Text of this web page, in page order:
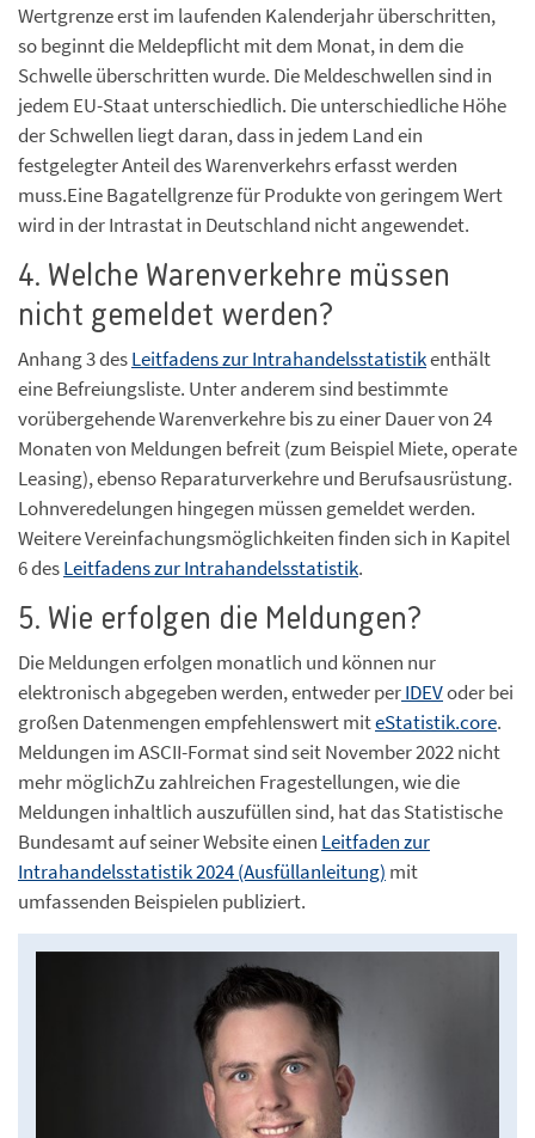
Wertgrenze erst im laufenden Kalenderjahr überschritten,
so beginnt die Meldepflicht mit dem Monat, in dem die
Schwelle überschritten wurde. Die Meldeschwellen sind in
jedem EU-Staat unterschiedlich. Die unterschiedliche Höhe
der Schwellen liegt daran, dass in jedem Land ein
festgelegter Anteil des Warenverkehrs erfasst werden
muss.Eine Bagatellgrenze für Produkte von geringem Wert
wird in der Intrastat in Deutschland nicht angewendet.
4. Welche Warenverkehre müssen
nicht gemeldet werden?
Anhang 3 desLeitfadens zur Intrahandelsstatistikenthält
eine Befreiungsliste. Unter anderem sind bestimmte
vorübergehende Warenverkehre bis zu einer Dauer von 24
Monaten von Meldungen befreit (zum Beispiel Miete, operate
Leasing), ebenso Reparaturverkehre und Berufsausrüstung.
Lohnveredelungen hingegen müssen gemeldet werden.
Weitere Vereinfachungsmöglichkeiten finden sich in Kapitel
6 desLeitfadens zur Intrahandelsstatistik.
5. Wie erfolgen die Meldungen?
Die Meldungen erfolgen monatlich und können nur
elektronisch abgegeben werden, entweder perIDEVoder bei
großen Datenmengen empfehlenswert miteStatistik.core.
Meldungen im ASCII-Format sind seit November 2022 nicht
mehr möglichZu zahlreichen Fragestellungen, wie die
Meldungen inhaltlich auszufüllen sind, hat das Statistische
Bundesamt auf seiner Website einen Leitfaden zur
Intrahandelsstatistik 2024 (Ausfüllanleitung) mit
umfassenden Beispielen publiziert.